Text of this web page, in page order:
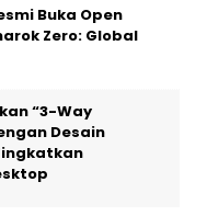
Buka Open
Zero: Global
“3-Way
Desain